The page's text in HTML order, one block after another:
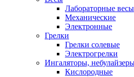
Лабораторные весы
Механические
Электронные
Грелки
Грелки солевые
Электрогрелки
Ингаляторы,
Кислородные